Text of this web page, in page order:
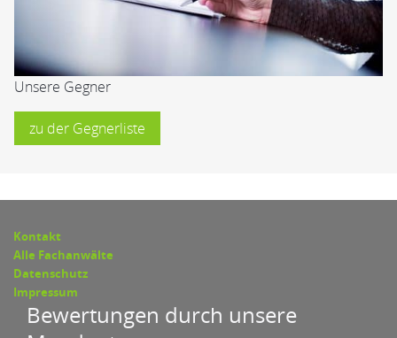
Unsere Gegner
zu der Gegnerliste
Kontakt
Alle Fachanwälte
Datenschutz
Impressum
Bewertungen durch unsere